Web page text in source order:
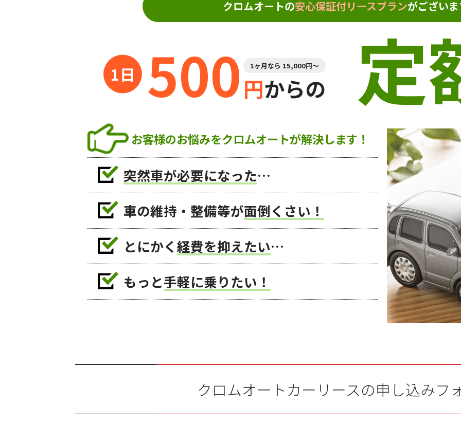
クロムオートの安心保証付リースプランがござい
500 1ヶ月なら 15,000円～
円からの 定
お客様のお悩みをクロムオートが解決します！
突然車が必要になった…
車の維持・整備等が面倒くさい！
とにかく経費を抑えたい…
もっと手軽に乗りたい！
クロムオートカーリースの申し込みフ